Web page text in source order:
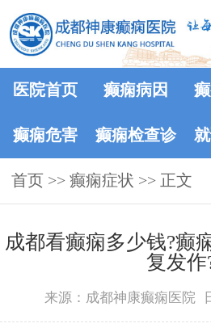
医院首页 癫痫病因
癫痫危害 癫痫检查诊
断
首页 >> 癫痫症状 >> 正文
成都看癫痫多少钱?癫
复发作
来源：成都神康癫痫医院